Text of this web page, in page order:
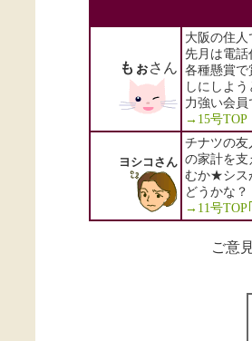
もぉさん
大阪の住
先月は電話
各種懸賞で
しにしよ
力強い会員
→15号TOP
ヨシコさん
チナツの友
の家計を支
むか★シス
どうかな？
→11号TOP
ご意